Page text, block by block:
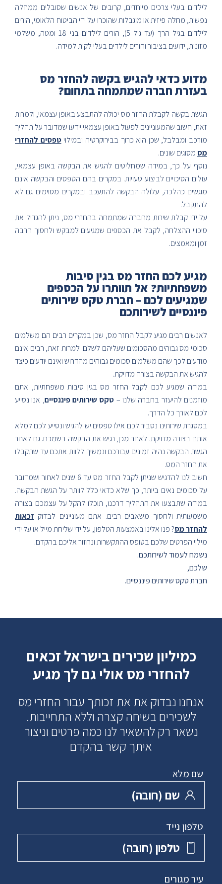
לילדים בעלי צרכים מיוחדים, קרובים של אנשים שסובלים ממחלה
נפשית, מחלה פיזית או מוגבלות שהוכרו על ידי הביטוח הלאומי, הורים
לילדים בגיל הרך (עד גיל 5), הורים לילדים בני 18 ומטה, משלמי
מזונות, ידועים בציבור והורים לילדים בעלי לקות למידה.
מדוע כדאי להגיש בקשה להחזר מס
בעזרת חברה שמתמחה בתחום?
הגשת בקשה לקבלת החזר מס יכולה להתבצע באופן עצמאי, ולמרות
זאת, חשוב שהמעוניינים לפעול באופן עצמאי יידעו שמדובר על תהליך
מורכב ומבלבל, שכן הוא כרוך בבירוקרטיה ובמילויטפסים להחזרי
מס מסוגים שונים.
נוסף על כך, במידה שמחליטים להגיש את הבקשה באופן עצמאי,
עולים הסיכויים לביצוע טעויות. במקרים בהם הטפסים והבקשה אינם
מוגשים כהלכה, עלולה הבקשה להתעכב ובמקרים מסוימים גם לא
להתקבל.
על ידי קבלת שירות מחברה שמתמחה בהחזרי מס, ניתן להגדיל את
סיכויי ההצלחה, לקבל את הכספים שמגיעים למבקש ולחסוך הרבה
זמן ומאמצים.
מגיע לכם החזר מס בגין סיבות
משפחתיות? אל תוותרו על הכספים
שמגיעים לכם – חברת טקס שירותים
פיננסיים לשירותכם
לאנשים רבים מגיע לקבל החזר מס, שכן במקרים רבים הם משלמים
סכומי מס גבוהים מהסכומים שעליהם לשלם. למרות זאת, רבים אינם
מודעים לכך שהם משלמים סכומים גבוהים מהדרוש ואינם יודעים כיצד
להגיש את הבקשה בצורה מדויקת.
במידה שמגיע לכם לקבל החזר מס בגין סיבות משפחתיות, אתם
מוזמנים להיעזר בחברה שלנו – טקס שירותים פיננסיים, אנו נסייע
לכם לאורך כל הדרך.
במסגרת שירותינו נסביר לכם אילו טפסים יש להגיש ונסייע לכם למלא
אותם בצורה מדויקת. לאחר מכן, נגיש את הבקשה בשמכם. גם לאחר
הגשת הבקשה נהיה זמינים עבורכם ונמשיך ללוות אתכם עד שתקבלו
את החזר המס.
חשוב לנו להדגיש שניתן לקבל החזר מס עד 6 שנים לאחור ושמדובר
על סכומים נאים ביותר, כך שלא כדאי כלל לוותר על הגשת הבקשה.
במידה שתבצעו את התהליך דרכנו, תוכלו להקל על עצמכם בצורה
משמעותית ולחסוך משאבים רבים. אתם מעוניינים לבדוק זכאות
להחזר מס? פנו אלינו באמצעות הטלפון, על ידי שליחת מייל או על ידי
מילוי הפרטים שלכם בטופס ההתקשרות ונחזור אליכם בהקדם.
נשמח לעמוד לשירותכם.
שלכם,
חברת טקס שירותים פיננסיים.
כמיליון שכירים בישראל זכאים
להחזרי מס אולי גם לך מגיע
אנחנו נבדוק את את זכותך עבור החזרי מס
לשכירים בשיחה קצרה וללא התחייבות.
נשאר רק להשאיר לנו כמה פרטים וניצור
איתך קשר בהקדם
שם מלא
שם ‏(חובה)
טלפון נייד
טלפון ‏(חובה)
עיר מגורים